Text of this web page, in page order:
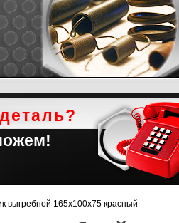
выгребной 165х100х75 красный